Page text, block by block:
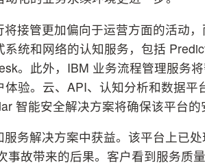
接管更加偏向于运营方面的活动
统和网络的认知服务，包括
。此外，IBM 业务流程管理服务
验。云、API、认知分析和数据平
智能安全解决方案将确保该平台的
务解决方案中获益。该平台上已处
事故带来的后果。客户看到服务质